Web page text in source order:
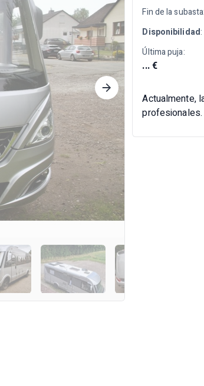
Fin de la
Disponibilidad:
Última puja:
... €
Actualmente,
profesionales.